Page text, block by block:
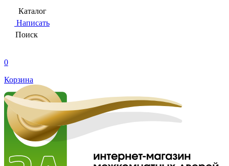
Каталог
Написать
Поиск
0
Корзина